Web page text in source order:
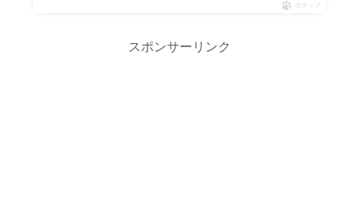
ポチップ
スポンサーリンク